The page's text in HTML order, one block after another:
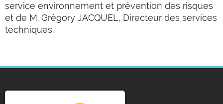
service environnement et prévention des risques
et de M. Grégory JACQUEL, Directeur des services
techniques.